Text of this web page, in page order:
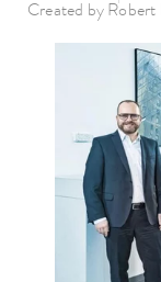
Created by Robert